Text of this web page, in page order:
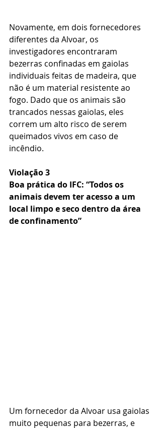
Novamente, em dois fornecedores
diferentes da Alvoar, os
investigadores encontraram
bezerras confinadas em gaiolas
individuais feitas de madeira, que
não é um material resistente ao
fogo. Dado que os animais são
trancados nessas gaiolas, eles
correm um alto risco de serem
queimados vivos em caso de
incêndio.
Violação 3
Boa prática do IFC: “Todos os
animais devem ter acesso a um
local limpo e seco dentro da área
de confinamento”
Um fornecedor da Alvoar usa gaiolas
muito pequenas para bezerras, e